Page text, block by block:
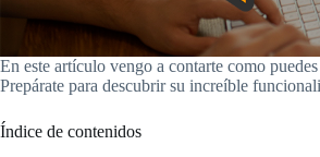
En este artículo vengo a contarte como
Prepárate para descubrir su increíble
Índice de contenidos